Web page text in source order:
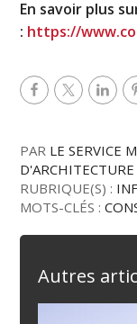
En savoir plus
: https://
PAR LE SERVICE
D'ARCHITECTURE
RUBRIQUE(S) :
MOTS-CLÉS :
Autres